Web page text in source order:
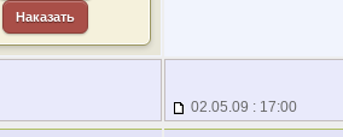
Наказать
02.05.09 : 17:00